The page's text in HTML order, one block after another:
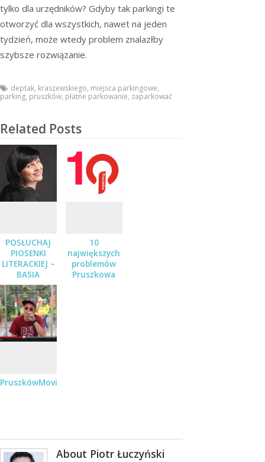
tylko dla urzędników? Gdyby tak parkingi te
otworzyć dla wszystkich, nawet na jeden
tydzień, może wtedy problem znalazłby
szybsze rozwiązanie.
deptak, kraszewskiego, miejsca parkingowe,
parking, pruszków, płatne parkowanie, zaparkować
Related Posts
POSŁUCHAJ
PIOSENKI
LITERACKIEJ –
BASIA
STĘPNIAK-
WILK Z
ZESPOŁEM
JUŻ 19
STYCZNIA
10
największych
problemów
Pruszkowa
PruszkówMovie
About Piotr Łuczyński